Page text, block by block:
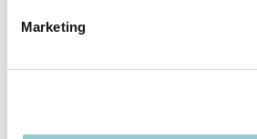
MarketingDachreling